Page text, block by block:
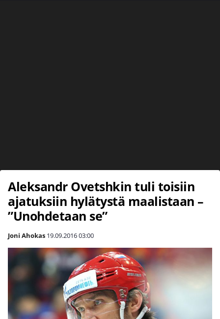
Aleksandr Ovetshkin tuli toisiin
ajatuksiin hylätystä maalistaan –
”Unohdetaan se”
Joni Ahokas 19.09.201603:00